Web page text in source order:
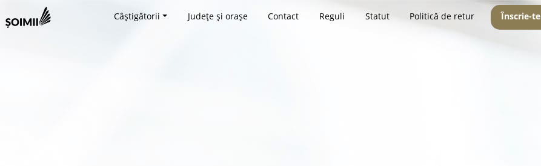
Câștigătorii Județe și orașe Contact Reguli Statut Politică de retur Înscrie-te